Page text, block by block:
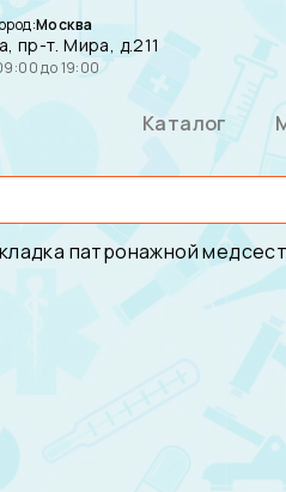
Москва
пр-т. Мира, д.211
до 19:00
Каталог
патронажной